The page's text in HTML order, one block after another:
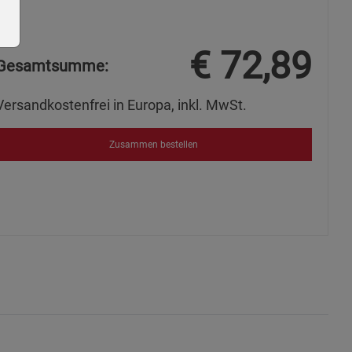
€ 72,89
in Europa, inkl. MwSt.
Zusammen bestellen
Gruppe